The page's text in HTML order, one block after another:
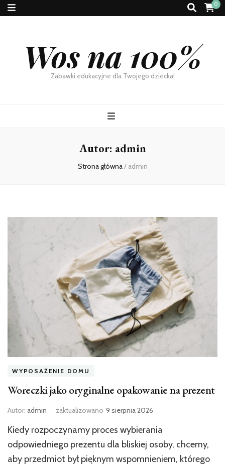
0
Wos na 100%
Zabawki edukacyjne dla Twojego dziecka!
Autor: admin
Strona główna/ admin
WYPOSAŻENIE DOMU
Woreczki jako oryginalne opakowanie na prezent
Autor: admin zaktualizowano 9 sierpnia 2026
Kiedy rozpoczynamy proces wybierania
odpowiedniego prezentu dla bliskiej osoby, chcemy,
aby przedmiot był pięknym wspomnieniem, którego